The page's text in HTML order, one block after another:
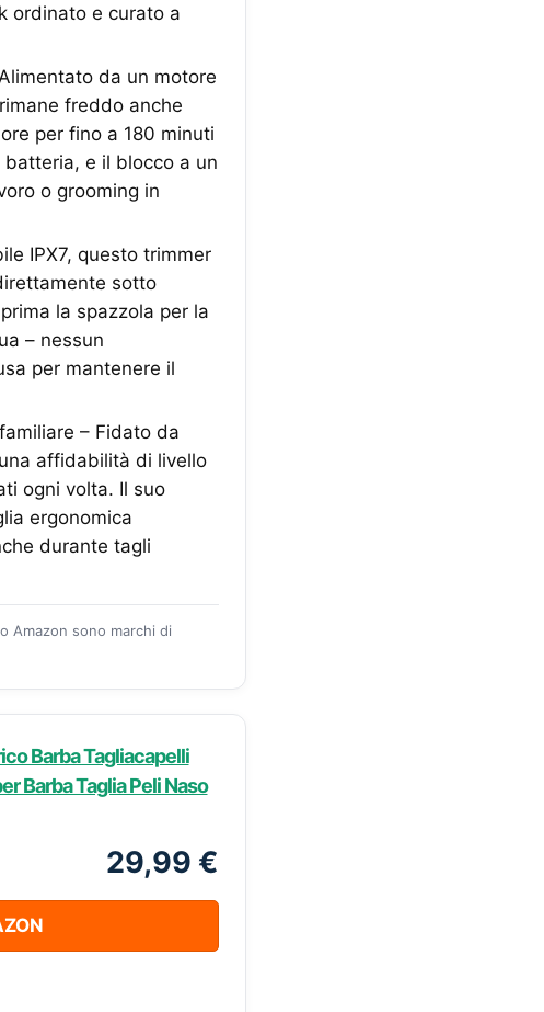
ordinato e curato a
da un motore
freddo anche
per fino a 180 minuti
e il blocco a un
o grooming in
IPX7, questo trimmer
sotto
la spazzola per la
– nessun
per mantenere il
– Fidato da
affidabilità di livello
ogni volta. Il suo
ergonomica
durante tagli
Amazon sono marchi di
Barba Tagliacapelli
Barba Taglia Peli Naso
29,99 €